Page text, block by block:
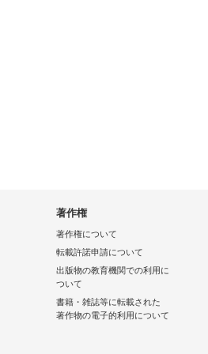
著作権
著作権について
転載許諾申請について
出版物の教育機関での利用に
ついて
書籍・雑誌等に転載された
著作物の電子的利用について